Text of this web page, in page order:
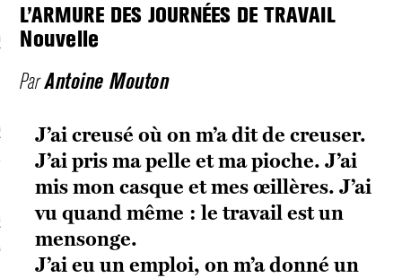
et politique
CONTINU
et prisons
L’ARMURE DES JOURNÉES DE TRAVAIL
Nouvelle
ParAntoine Mouton
J’ai creusé où on m’a dit de creuser.
J’ai pris ma pelle et ma pioche. J’ai
mis mon casque et mes œillères. J’ai
vu quand même : le travail est un
mensonge.
J’ai eu un emploi, on m’a donné un